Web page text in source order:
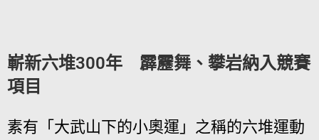
嶄新六堆300年 霹靂舞、攀岩納入競賽
項目
素有「大武山下的小奧運」之稱的六堆運動